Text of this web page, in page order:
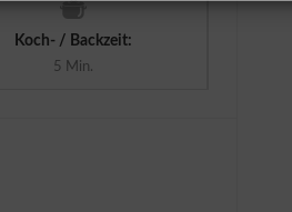
Koch- / Backzeit:
5 Min.